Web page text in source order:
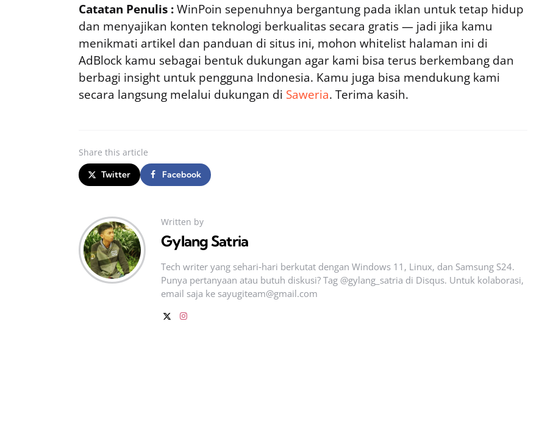
Catatan Penulis :WinPoin sepenuhnya bergantung pada iklan untuk tetap hidup
dan menyajikan konten teknologi berkualitas secara gratis — jadi jika kamu
menikmati artikel dan panduan di situs ini, mohon whitelist halaman ini di
AdBlock kamu sebagai bentuk dukungan agar kami bisa terus berkembang dan
berbagi insight untuk pengguna Indonesia. Kamu juga bisa mendukung kami
secara langsung melalui dukungan di Saweria. Terima kasih.
Share this article
Twitter Facebook
Written by
Gylang Satria
Tech writer yang sehari‑hari berkutat dengan Windows 11, Linux, dan Samsung S24.
Punya pertanyaan atau butuh diskusi? Tag @gylang_satria di Disqus. Untuk kolaborasi,
email saja ke sayugiteam@gmail.com